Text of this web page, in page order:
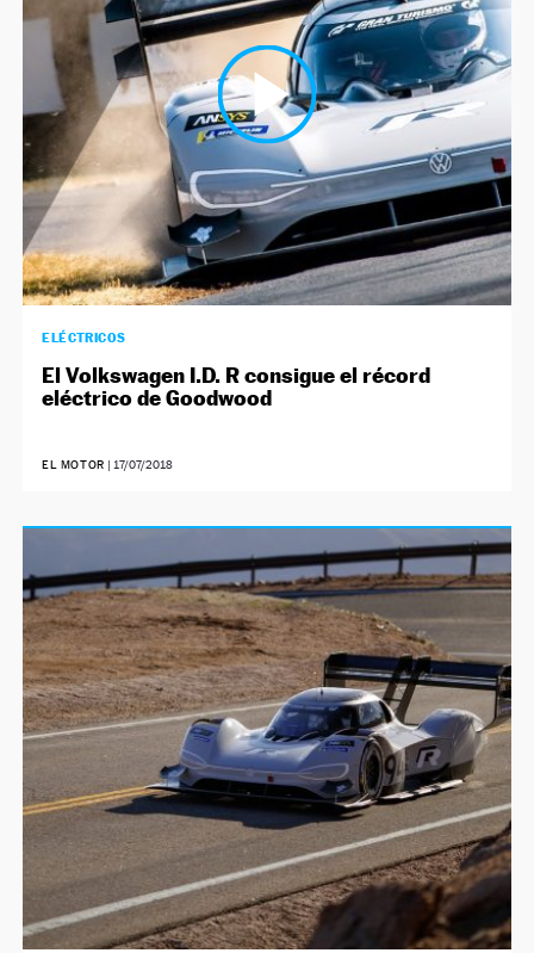
SÍGUENOS
ELÉCTRICOS
El Volkswagen I.D. R consigue el récord
eléctrico de Goodwood
EL MOTOR | 17/07/2018